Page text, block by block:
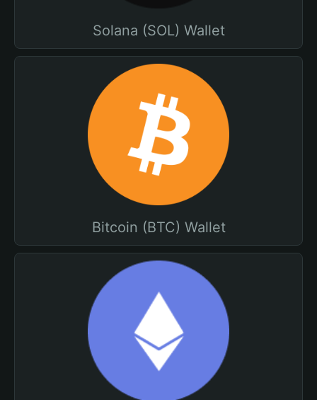
Solana (SOL) Wallet
Bitcoin (BTC) Wallet